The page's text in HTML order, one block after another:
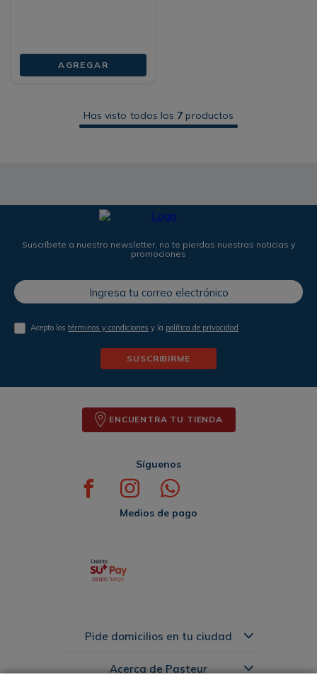
AGREGAR
Has visto todos los 7 productos
Suscríbete a nuestro newsletter, no te pierdas nuestras noticias y
promociones
Acepto lostérminos y condiciones y la política de privacidad
SUSCRIBIRME
ENCUENTRA TU TIENDA
Síguenos
Medios de pago
Pide domicilios en tu ciudad
Acerca de Pasteur